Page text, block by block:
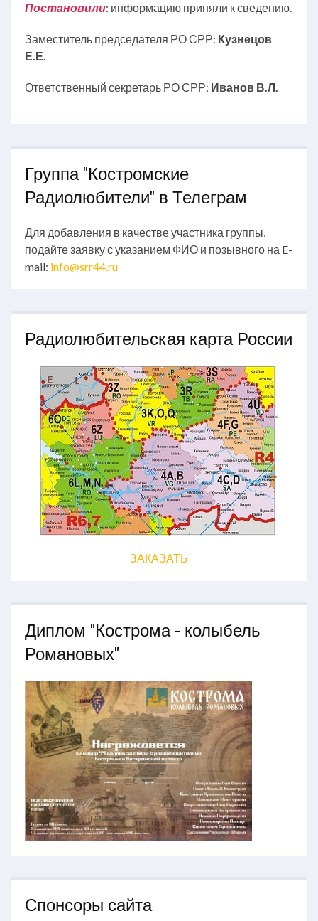
Постановили: информацию приняли к сведению.
Заместитель председателя РО СРР: Кузнецов
Е.Е.
Ответственный секретарь РО СРР: Иванов В.Л.
Группа "Костромские
Радиолюбители" в Телеграм
Для добавления в качестве участника группы,
подайте заявку с указанием ФИО и позывного на E-
mail: info@srr44.ru
Радиолюбительская карта России
ЗАКАЗАТЬ
Диплом "Кострома - колыбель
Романовых"
Спонсоры сайта